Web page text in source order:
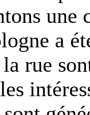
une
a
rue